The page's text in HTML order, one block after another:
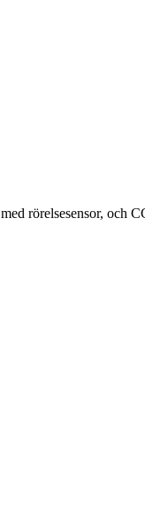
rörelsesensor, och